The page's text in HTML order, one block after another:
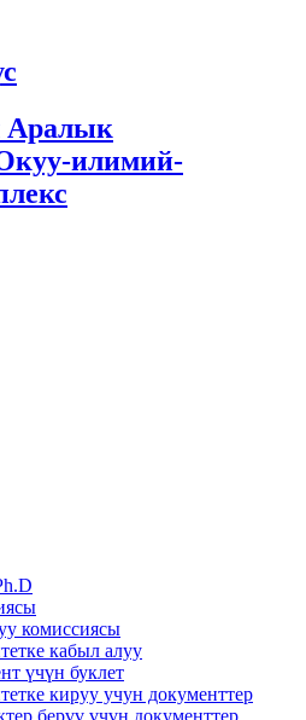
Аралык
илимий-
комиссиясы
кабыл алуу
үчүн буклет
кируу учун документтер
берүү үчүн документтер